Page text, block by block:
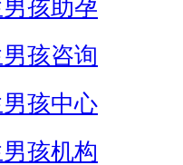
孩助孕
孩咨询
孩中心
孩机构